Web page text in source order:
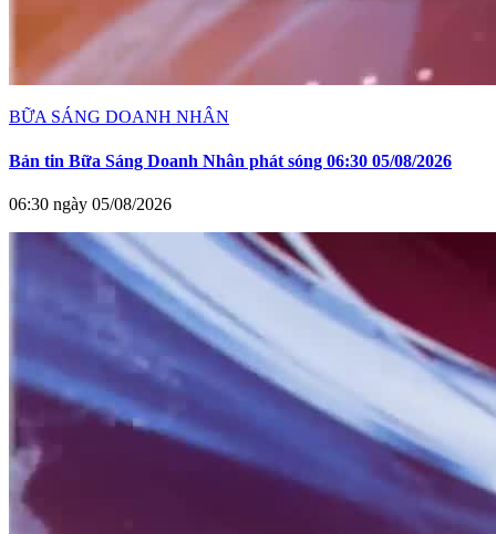
BỮA SÁNG DOANH NHÂN
Bản tin Bữa Sáng Doanh Nhân phát sóng 06:30 05/08/2026
06:30 ngày 05/08/2026